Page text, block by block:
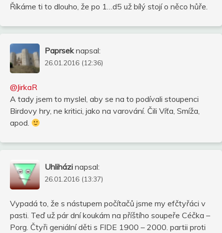
Říkáme ti to dlouho, že po 1…d5 už bílý stojí o něco hůře.
Paprsek napsal:
26.01.2016 (12:36)
@JirkaR
A tady jsem to myslel, aby se na to podívali stoupenci
Birdovy hry, ne kritici, jako na varování. Čili Víťa, Smíža,
apod.
Uhliházi napsal:
26.01.2016 (13:37)
Vypadá to, že s nástupem počítačů jsme my efčtyřáci v
pasti. Teď už pár dní koukám na příštího soupeře Céčka –
Porg. Čtyři geniální děti s FIDE 1900 – 2000. partii proti